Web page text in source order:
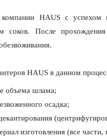
HAUS с успехом
соков. После
HAUSв данном
объема шлама;
осадка;
изготовления (все